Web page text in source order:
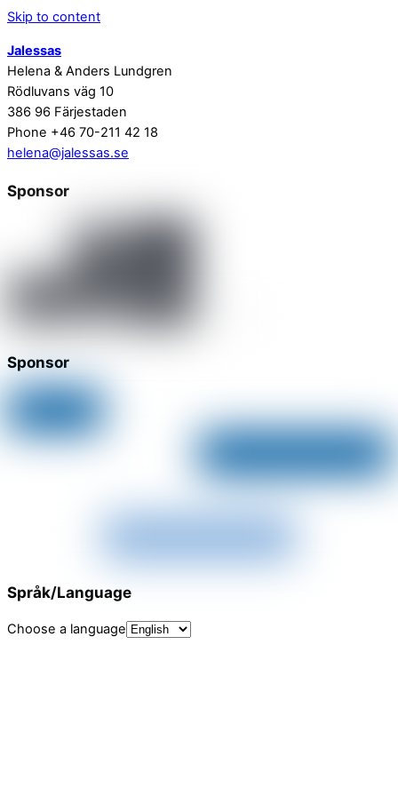
Skip to content
Jalessas
Helena & Anders Lundgren
Rödluvans väg 10
386 96 Färjestaden
Phone +46 70-211 42 18
helena@jalessas.se
Sponsor
Sponsor
Språk/Language
Choose a language